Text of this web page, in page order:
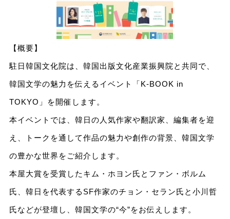
【概要】
駐日韓国文化院は、韓国出版文化産業振興院と共同で、
韓国文学の魅力を伝えるイベント「K-BOOK in
TOKYO」を開催します。
本イベントでは、韓日の人気作家や翻訳家、編集者を迎
え、トークを通して作品の魅力や創作の背景、韓国文学
の豊かな世界をご紹介します。
本屋大賞を受賞したキム・ホヨン氏とファン・ボルム
氏、韓日を代表するSF作家のチョン・セラン氏と小川哲
氏などが登壇し、韓国文学の“今”をお伝えします。